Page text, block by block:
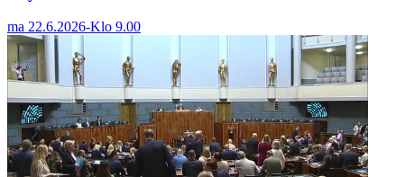
ma 22.6.2026-Klo 9.00